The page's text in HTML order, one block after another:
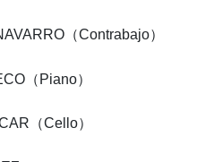
（Contrabajo）
（Piano）
（Cello）